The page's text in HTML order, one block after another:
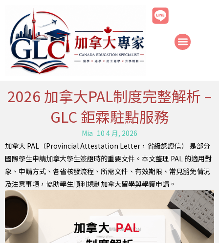
2026 加拿大PAL制度完整解析 –
GLC 鉅霖駐點服務
Mia 10 4 月, 2026
加拿大 PAL（Provincial Attestation Letter，省級認證信） 是部分
國際學生申請加拿大學生簽證時的重要文件。本文整理 PAL 的適用對
象、申請方式、各省核發流程、所需文件、有效期限、常見豁免情況
及注意事項，協助學生順利規劃加拿大留學與學簽申請。